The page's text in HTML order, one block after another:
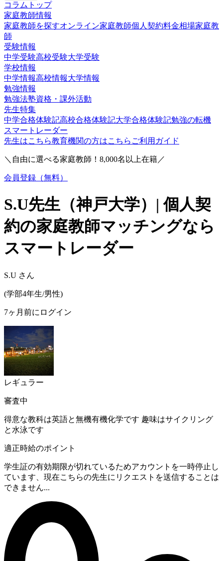
コラムトップ
家庭教師情報
家庭教師を探すオンライン家庭教師個人契約料金相場家庭教
師
受験情報
中学受験高校受験大学受験
学校情報
中学情報高校情報大学情報
勉強情報
勉強法塾資格・課外活動
先生特集
中学合格体験記高校合格体験記大学合格体験記勉強の転機
スマートレーダー
先生はこちら教育機関の方はこちら ご利用ガイド
＼自由に選べる家庭教師！ 8,000名以上在籍／
会員登録（無料）
S.U先生（神戸大学）| 個人契
約の家庭教師マッチングなら
スマートレーダー
S.U さん
(学部4年生/男性)
7ヶ月前にログイン
レギュラー
審査中
得意な教科は英語と無機有機化学です 趣味はサイクリング
と水泳です
適正時給のポイント
学生証の有効期限が切れているためアカウントを一時停止し
ています、現在こちらの先生にリクエストを送信することは
できません...